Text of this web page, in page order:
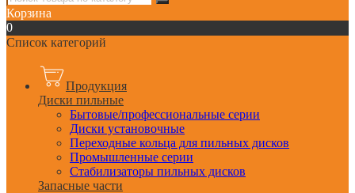
Корзина
0
Список категорий
Продукция
Диски пильные
Бытовые/профессиональные серии
Диски установочные
Переходные кольца для пильных дисков
Промышленные серии
Стабилизаторы пильных дисков
Запасные части